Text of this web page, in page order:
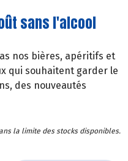
sans l'alcool
nos bières, apéritifs et
qui souhaitent garder le
des nouveautés
la limite des stocks disponibles.